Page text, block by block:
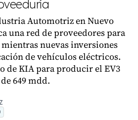
Automotriz en Nuevo
una red de proveedores para
nuevas inversiones
de vehículos eléctricos.
de KIA para producir el EV3
649 mdd.